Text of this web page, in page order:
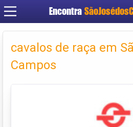
Encontra
Fazer
Criar
cavalos de raça em
Campos